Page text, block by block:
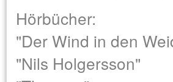
Hörbücher:
"Der Wind in den
"Nils Holgersson"